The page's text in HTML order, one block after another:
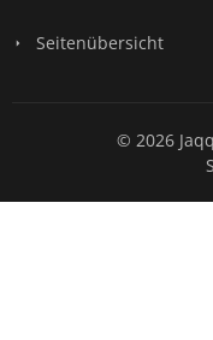
Seitenübersicht
© 2026